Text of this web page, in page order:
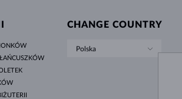
CHANGE COUNTRY
Polska